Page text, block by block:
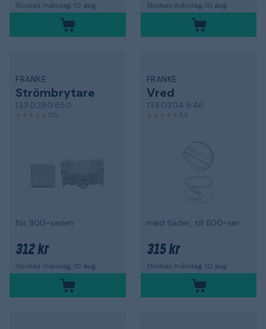
Skickas måndag, 10 aug. Skickas måndag, 10 aug.
FRANKE
Strömbrytare
133.0290.650
5,0
för 800-serien
312 kr
Skickas måndag, 10 aug.
FRANKE
Vred
133.0304.846
5,0
med fjäder, till 800-serien
315 kr
Skickas måndag, 10 aug.